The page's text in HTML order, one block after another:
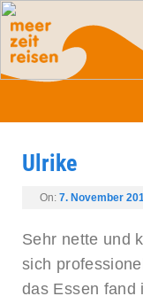
Ulrike
On: 7. November
Sehr nette und
sich
das Essen fand